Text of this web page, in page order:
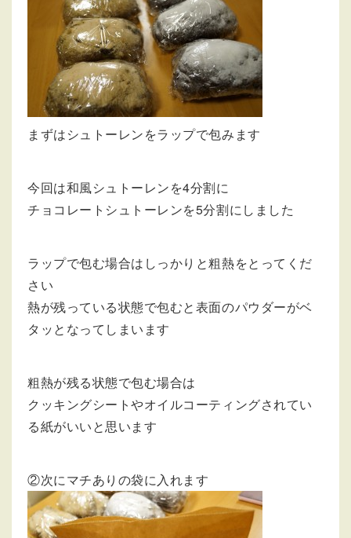
まずはシュトーレンをラップで包みます
今回は和風シュトーレンを4分割に
チョコレートシュトーレンを5分割にしました
ラップで包む場合はしっかりと粗熱をとってくだ
さい
熱が残っている状態で包むと表面のパウダーがベ
タッとなってしまいます
粗熱が残る状態で包む場合は
クッキングシートやオイルコーティングされてい
る紙がいいと思います
②次にマチありの袋に入れます